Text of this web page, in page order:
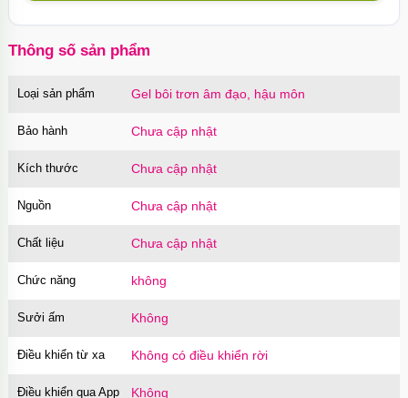
Thông số sản phẩm
Loại sản phẩm Gel bôi trơn âm đạo, hậu môn
Bảo hành Chưa cập nhật
Kích thước Chưa cập nhật
Nguồn Chưa cập nhật
Chất liệu Chưa cập nhật
Chức năng không
Sưởi ấm Không
Điều khiển từ xa Không có điều khiển rời
Điều khiển qua App Không